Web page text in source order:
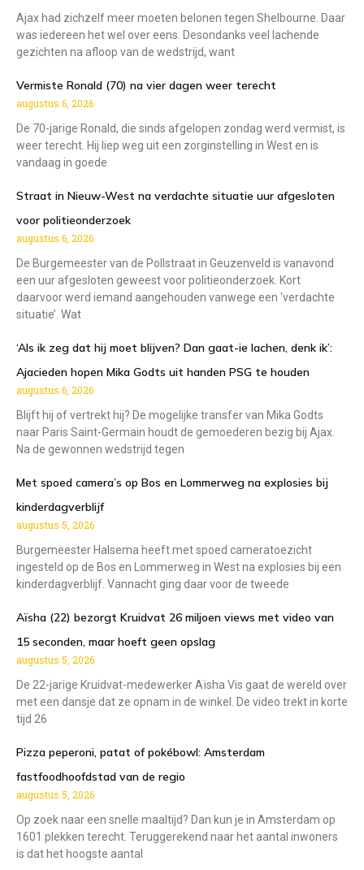
Ajax had zichzelf meer moeten belonen tegen Shelbourne. Daar
was iedereen het wel over eens. Desondanks veel lachende
gezichten na afloop van de wedstrijd, want
Vermiste Ronald (70) na vier dagen weer terecht
augustus 6, 2026
De 70-jarige Ronald, die sinds afgelopen zondag werd vermist, is
weer terecht. Hij liep weg uit een zorginstelling in West en is
vandaag in goede
Straat in Nieuw-West na verdachte situatie uur afgesloten
voor politieonderzoek
augustus 6, 2026
De Burgemeester van de Pollstraat in Geuzenveld is vanavond
een uur afgesloten geweest voor politieonderzoek. Kort
daarvoor werd iemand aangehouden vanwege een ‘verdachte
situatie’. Wat
‘Als ik zeg dat hij moet blijven? Dan gaat-ie lachen, denk ik’:
Ajacieden hopen Mika Godts uit handen PSG te houden
augustus 6, 2026
Blijft hij of vertrekt hij? De mogelijke transfer van Mika Godts
naar Paris Saint-Germain houdt de gemoederen bezig bij Ajax.
Na de gewonnen wedstrijd tegen
Met spoed camera’s op Bos en Lommerweg na explosies bij
kinderdagverblijf
augustus 5, 2026
Burgemeester Halsema heeft met spoed cameratoezicht
ingesteld op de Bos en Lommerweg in West na explosies bij een
kinderdagverblijf. Vannacht ging daar voor de tweede
Aïsha (22) bezorgt Kruidvat 26 miljoen views met video van
15 seconden, maar hoeft geen opslag
augustus 5, 2026
De 22-jarige Kruidvat-medewerker Aïsha Vis gaat de wereld over
met een dansje dat ze opnam in de winkel. De video trekt in korte
tijd 26
Pizza peperoni, patat of pokébowl: Amsterdam
fastfoodhoofdstad van de regio
augustus 5, 2026
Op zoek naar een snelle maaltijd? Dan kun je in Amsterdam op
1601 plekken terecht. Teruggerekend naar het aantal inwoners
is dat het hoogste aantal